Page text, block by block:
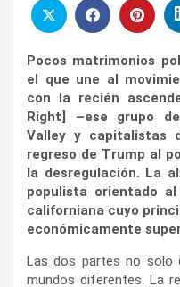
Pocos matrimonios
el que une al
con la recién
Right] –ese grupo
Valley y capitalistas
regreso de Trump al
la desregulación. La
populista orientado
californiana cuyo
económicamente
Las dos partes no solo
mundos diferentes. La